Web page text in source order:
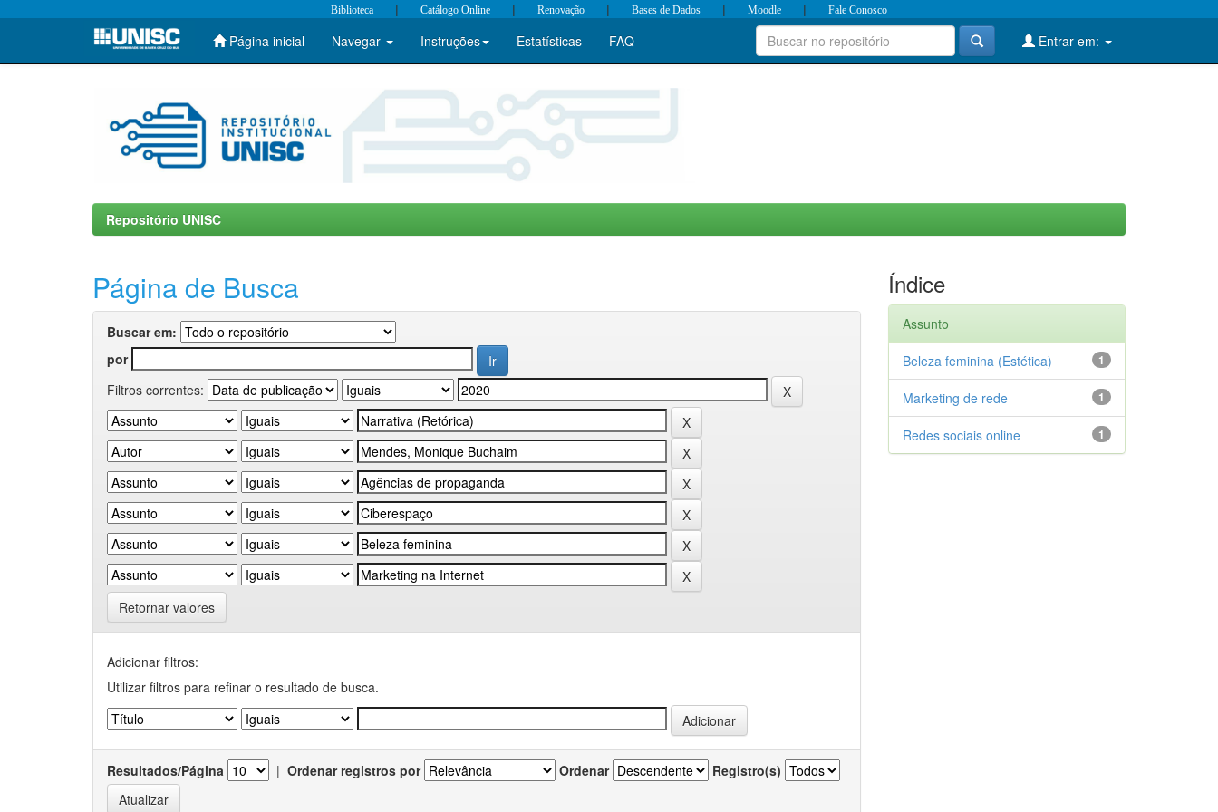
Skip
Biblioteca | Catálogo Online | Renovação | Bases de Dados | Moodle | Fale Conosco
Página inicial Navegar Instruções Estatísticas FAQ Entrar em:
Repositório UNISC
Página de Busca
Buscar em:
por
Filtros correntes:
Retornar valores
Adicionar filtros:
Utilizar filtros para refinar o resultado de busca.
Resultados/Página | Ordenar registros por Ordenar Registro(s)
Índice
Assunto
1
Beleza feminina (Estética)
1
Marketing de rede
1
Redes sociais online